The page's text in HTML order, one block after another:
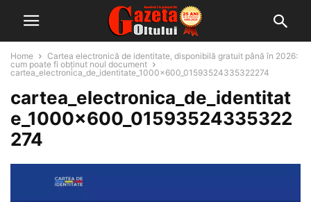
Home
Cartea electronică de identitate, disponibilă gratuit până în 2026:
cum poate fi obținut noul document
cartea_electronica_de_identitate_1000x600_01593524335322274
cartea_electronica_de_identitat
e_1000x600_01593524335322
274